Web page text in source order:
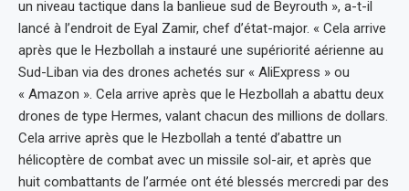
un niveau tactique dans la banlieue sud de Beyrouth », a-t-il
lancé à l’endroit de Eyal Zamir, chef d’état-major. « Cela arrive
après que le Hezbollah a instauré une supériorité aérienne au
Sud-Liban via des drones achetés sur « AliExpress » ou
« Amazon ». Cela arrive après que le Hezbollah a abattu deux
drones de type Hermes, valant chacun des millions de dollars.
Cela arrive après que le Hezbollah a tenté d’abattre un
hélicoptère de combat avec un missile sol-air, et après que
huit combattants de l’armée ont été blessés mercredi par des